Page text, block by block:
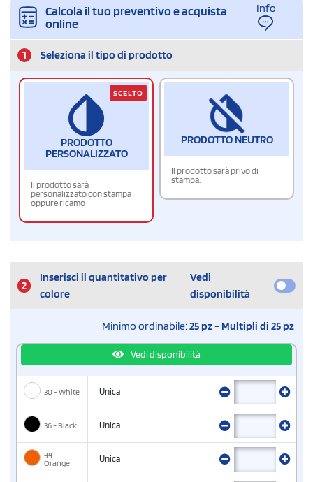
Calcola il tuo preventivo e acquista
online
Info
1 Seleziona il tipo di prodotto
PRODOTTO
PERSONALIZZATO
Il prodotto sarà
personalizzato con stampa
oppure ricamo
SCELTO
PRODOTTO NEUTRO
Il prodotto sarà privo di
stampa.
2
Inserisci il quantitativo per
colore
Vedi
disponibilità
Minimo ordinabile:25 pz - Multipli di 25 pz
Vedi disponibilità
30 - White Unica
36 - Black Unica
44 -
Orange
Unica